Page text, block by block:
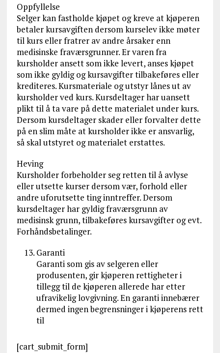
Oppfyllelse
Selger kan fastholde kjøpet og kreve at kjøperen
betaler kursavgiften dersom kurselev ikke møter
til kurs eller fratrer av andre årsaker enn
medisinske fraværsgrunner. Er varen fra
kursholder ansett som ikke levert, anses kjøpet
som ikke gyldig og kursavgifter tilbakeføres eller
krediteres. Kursmateriale og utstyr lånes ut av
kursholder ved kurs. Kursdeltager har uansett
plikt til å ta vare på dette materialet under kurs.
Dersom kursdeltager skader eller forvalter dette
på en slim måte at kursholder ikke er ansvarlig,
så skal utstyret og materialet erstattes.
Heving
Kursholder forbeholder seg retten til å avlyse
eller utsette kurser dersom vær, forhold eller
andre uforutsette ting inntreffer. Dersom
kursdeltager har gyldig fraværsgrunn av
medisinsk grunn, tilbakeføres kursavgifter og evt.
Forhåndsbetalinger.
Garanti
Garanti som gis av selgeren eller
produsenten, gir kjøperen rettigheter i
tillegg til de kjøperen allerede har etter
ufravikelig lovgivning. En garanti innebærer
dermed ingen begrensninger i kjøperens rett
til
[cart_submit_form]